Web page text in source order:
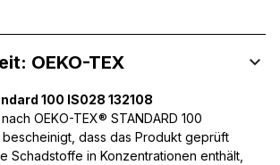
OEKO-TEX
100 IS028 132108
OEKO-TEX® STANDARD 100
dass das Produkt geprüft
Schadstoffe in Konzentrationen enthält,